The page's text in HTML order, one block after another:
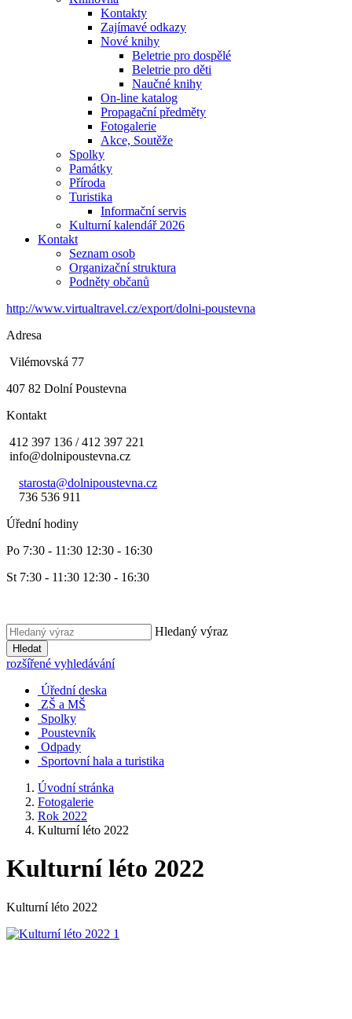
Kontakty
Zajímavé odkazy
Nové knihy
Beletrie pro dospělé
Beletrie pro děti
Naučné knihy
On-line katalog
Propagační předměty
Fotogalerie
Akce, Soutěže
Spolky
Památky
Příroda
Turistika
Informační servis
Kulturní kalendář 2026
Kontakt
Seznam osob
Organizační struktura
Podněty občanů
http://www.virtualtravel.cz/export/dolni-poustevna
Adresa
Vilémovská 77
407 82 Dolní Poustevna
Kontakt
412 397 136 / 412 397 221
info@dolnipoustevna.cz
starosta@dolnipoustevna.cz
736 536 911
Úřední hodiny
Po 7:30 - 11:30 12:30 - 16:30
St 7:30 - 11:30 12:30 - 16:30
Hledaný výraz
Hledat
rozšířené vyhledávání
Úřední deska
ZŠ a MŠ
Spolky
Poustevník
Odpady
Sportovní hala a turistika
Úvodní stránka
Fotogalerie
Rok 2022
Kulturní léto 2022
Kulturní léto 2022
Kulturní léto 2022